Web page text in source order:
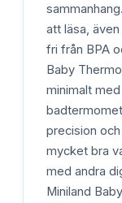
att läsa,
fri från BPA
Baby
minimalt
precision
mycket bra
med andra
Miniland